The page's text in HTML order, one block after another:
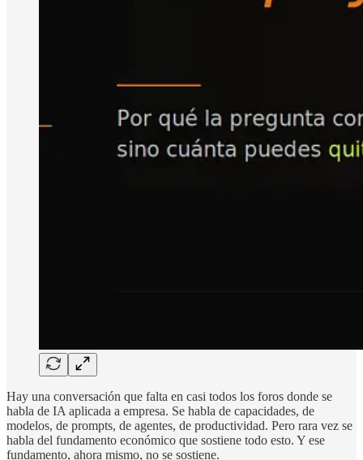
Hay una conversación que falta en casi todos los foros donde se
habla de IA aplicada a empresa. Se habla de capacidades, de
modelos, de prompts, de agentes, de productividad. Pero rara vez se
habla del fundamento económico que sostiene todo esto. Y ese
fundamento, ahora mismo, no se sostiene.